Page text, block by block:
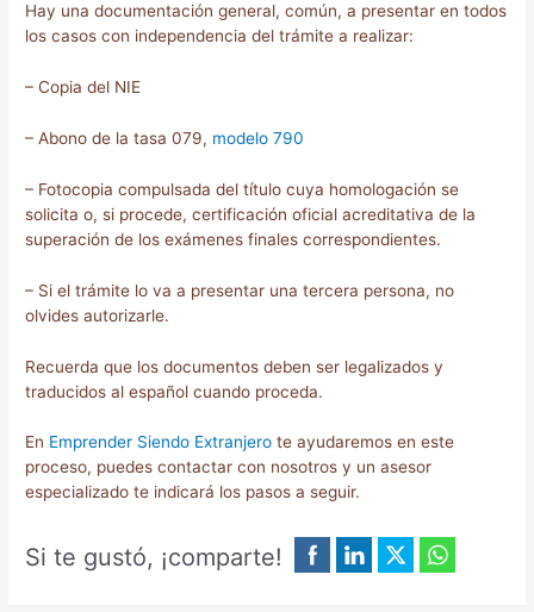
Hay una documentación general, común, a presentar en todos
los casos con independencia del trámite a realizar:
– Copia del NIE
– Abono de la tasa 079, modelo 790
– Fotocopia compulsada del título cuya homologación se
solicita o, si procede, certificación oficial acreditativa de la
superación de los exámenes finales correspondientes.
– Si el trámite lo va a presentar una tercera persona, no
olvides autorizarle.
Recuerda que los documentos deben ser legalizados y
traducidos al español cuando proceda.
En Emprender Siendo Extranjero te ayudaremos en este
proceso, puedes contactar con nosotros y un asesor
especializado te indicará los pasos a seguir.
Si te gustó, ¡comparte!